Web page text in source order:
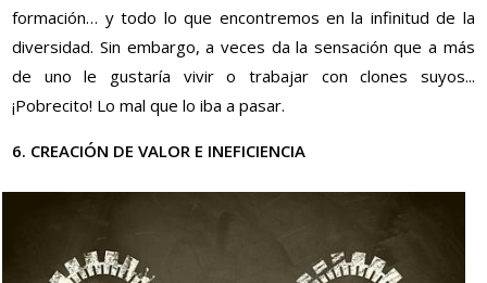
formación… y todo lo que encontremos en la infinitud de la
diversidad. Sin embargo, a veces da la sensación que a más
de uno le gustaría vivir o trabajar con clones suyos...
¡Pobrecito! Lo mal que lo iba a pasar.
6. CREACIÓN DE VALOR E INEFICIENCIA